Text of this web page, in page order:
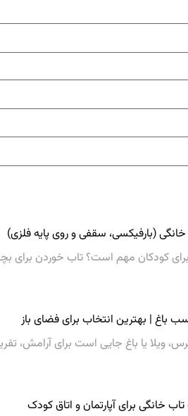
(بارفیکسی، سقفی و روی پایه فلزی)
کودکان مهم است؟ تاب خوردن برای
باغ | بهترین انتخاب برای فضای باز
ویلا یا باغ جایی است برای آرامش،
خانگی برای آپارتمان و اتاق کودک